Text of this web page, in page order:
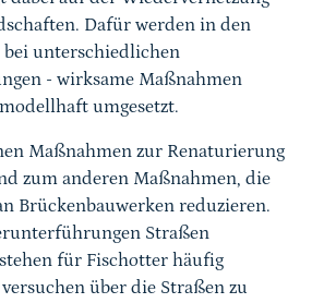
Dafür werden in den
unterschiedlichen
- wirksame Maßnahmen
umgesetzt.
Maßnahmen zur Renaturierung
zum anderen Maßnahmen, die
Brückenbauwerken reduzieren.
Straßen
für Fischotter häufig
über die Straßen zu